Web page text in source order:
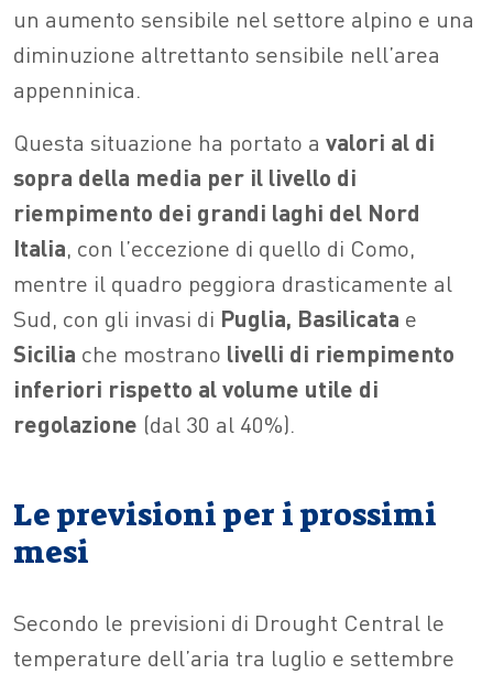
un aumento sensibile nel settore alpino e una
diminuzione altrettanto sensibile nell’area
appenninica.
Questa situazione ha portato a valori al di
sopra della media per il livello di
riempimento dei grandi laghi del Nord
Italia, con l’eccezione di quello di Como,
mentre il quadro peggiora drasticamente al
Sud, con gli invasi di Puglia, Basilicata e
Sicilia che mostrano livelli di riempimento
inferiori rispetto al volume utile di
regolazione (dal 30 al 40%).
Le previsioni per i prossimi
mesi
Secondo le previsioni di Drought Central le
temperature dell’aria tra luglio e settembre